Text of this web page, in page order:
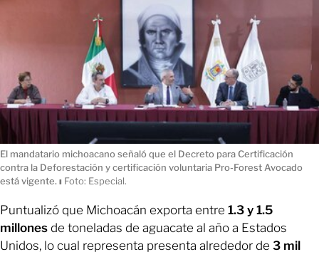
El mandatario michoacano señaló que el Decreto para Certificación
contra la Deforestación y certificación voluntaria Pro-Forest Avocado
está vigente. ı Foto: Especial.
Puntualizó que Michoacán exporta entre 1.3 y 1.5
millones de toneladas de aguacate al año a Estados
Unidos, lo cual representa presenta alrededor de 3 mil